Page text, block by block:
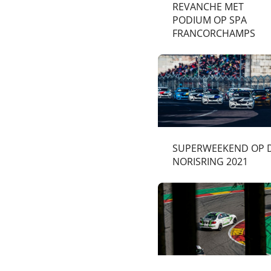
REVANCHE MET
PODIUM OP SPA
FRANCORCHAMPS
SUPERWEEKEND OP
NORISRING 2021